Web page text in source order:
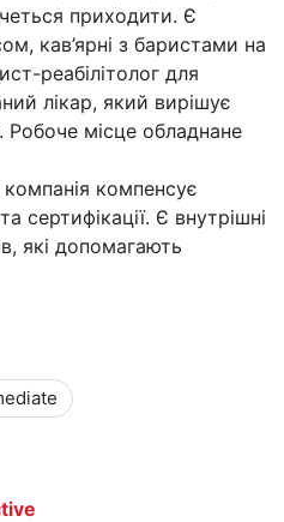
приходити. Є
кав’ярні з баристами на
реабілітолог для
лікар, який вирішує
Робоче місце обладнане
компанія компенсує
сертифікації. Є внутрішні
які допомагають